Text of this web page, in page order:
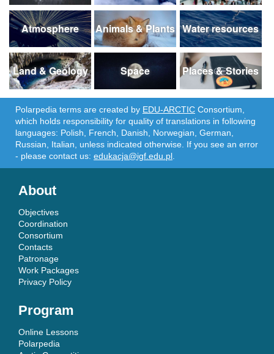
Atmosphere Animals & Plants Water resources
Land & Geology Space Places & Stories
Polarpedia terms are created by EDU-ARCTIC Consortium,
which holds responsibility for quality of translations in following
languages: Polish, French, Danish, Norwegian, German,
Russian, Italian, unless indicated otherwise. If you see an error
- please contact us: edukacja@igf.edu.pl
About
Objectives
Coordination
Consortium
Contacts
Patronage
Work Packages
Privacy Policy
Program
Online Lessons
Polarpedia